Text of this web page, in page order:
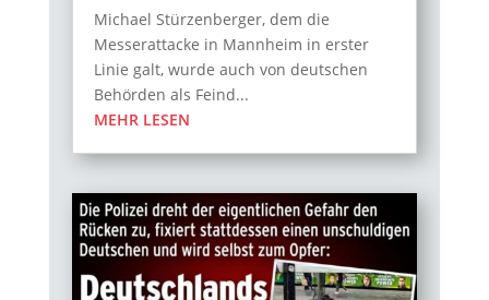
Michael Stürzenberger, dem die
Messerattacke in Mannheim in erster
Linie galt, wurde auch von deutschen
Behörden als Feind...
MEHR LESEN